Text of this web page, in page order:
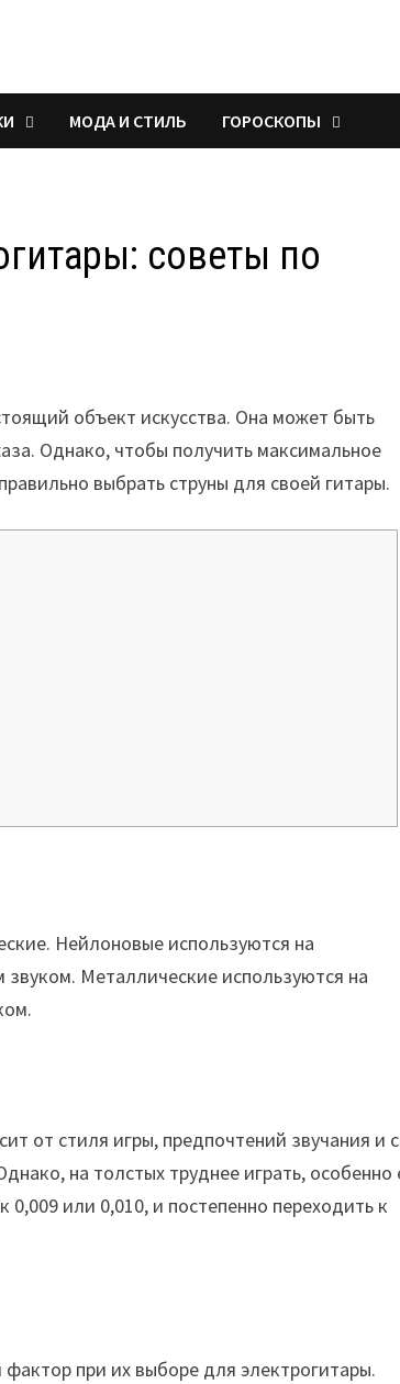
МОДА И СТИЛЬ ГОРОСКОПЫ
советы по
объект искусства. Она может быть
Однако, чтобы получить максимальное
выбрать струны для своей гитары.
Нейлоновые используются на
Металлические используются на
от стиля игры, предпочтений звучания и
на толстых труднее играть, особенно
или 0,010, и постепенно переходить к
при их выборе для электрогитары.